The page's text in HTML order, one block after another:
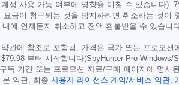
사용 가능 여부에 영향을 미칠 수 있습니다).
금이 청구되는 것을 방지하려면 취소하는 것이
에 언제든지 취소하고 전액 환불받을 수 있습니
관에 참조로 포함됨, 가격은 국가 또는 프로모
$79.98 부터 시작합니다(SpyHunter Pro
기간 또는 프로모션 자료/구매 페이지에 명시
약관, 최종 사용자 라이선스 계약/서비스 약관,